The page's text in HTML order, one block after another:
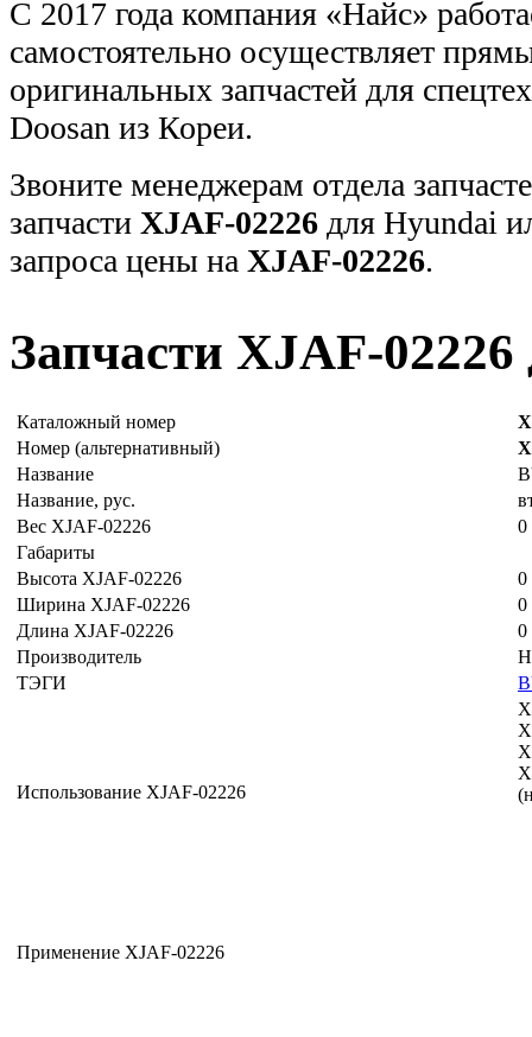
С 2017 года компания «Найс»
самостоятельно осуществляет
оригинальных запчастей для
Doosan из Кореи.
Звоните менеджерам отдела
запчасти XJAF-02226 для Hyundai
запроса цены на XJAF-02226.
Запчасти XJAF-
Каталожный номер
Номер (альтернативный)
Название
Название, рус.
Вес XJAF-02226
0
Габариты
Высота XJAF-02226
0
Ширина XJAF-02226
0
Длина XJAF-02226
0
Производитель
ТЭГИ
Использование XJAF-02226
Применение XJAF-02226